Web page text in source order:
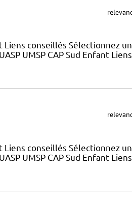
Liens conseillés Sélectionnez
UMSP CAP Sud Enfant
Liens conseillés Sélectionnez
UMSP CAP Sud Enfant